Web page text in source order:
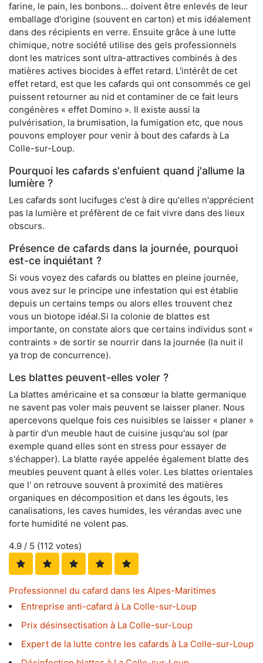
farine, le pain, les bonbons... doivent être enlevés de leur
emballage d'origine (souvent en carton) et mis idéalement
dans des récipients en verre. Ensuite grâce à une lutte
chimique, notre société utilise des gels professionnels
dont les matrices sont ultra-attractives combinés à des
matières actives biocides à effet retard. L'intérêt de cet
effet retard, est que les cafards qui ont consommés ce gel
puissent retourner au nid et contaminer de ce fait leurs
congénères « effet Domino ». Il existe aussi la
pulvérisation, la brumisation, la fumigation etc, que nous
pouvons employer pour venir à bout des cafards à La
Colle-sur-Loup.
Pourquoi les cafards s'enfuient quand j'allume la
lumière ?
Les cafards sont lucifuges c'est à dire qu'elles n'apprécient
pas la lumière et préfèrent de ce fait vivre dans des lieux
obscurs.
Présence de cafards dans la journée, pourquoi
est-ce inquiétant ?
Si vous voyez des cafards ou blattes en pleine journée,
vous avez sur le principe une infestation qui est établie
depuis un certains temps ou alors elles trouvent chez
vous un biotope idéal.Si la colonie de blattes est
importante, on constate alors que certains individus sont «
contraints » de sortir se nourrir dans la journée (la nuit il
ya trop de concurrence).
Les blattes peuvent-elles voler ?
La blattes américaine et sa consœur la blatte germanique
ne savent pas voler mais peuvent se laisser planer. Nous
apercevons quelque fois ces nuisibles se laisser « planer »
à partir d'un meuble haut de cuisine jusqu'au sol (par
exemple quand elles sont en stress pour essayer de
s'échapper). La blatte rayée appelée également blatte des
meubles peuvent quant à elles voler. Les blattes orientales
que l' on retrouve souvent à proximité des matières
organiques en décomposition et dans les égouts, les
canalisations, les caves humides, les vérandas avec une
forte humidité ne volent pas.
4.9 / 5 (112 votes)
Professionnel du cafard dans les Alpes-Maritimes
Entreprise anti-cafard à La Colle-sur-Loup
Prix désinsectisation à La Colle-sur-Loup
Expert de la lutte contre les cafards à La Colle-sur-Loup